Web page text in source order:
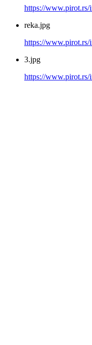
https://www.pirot.rs/
reka.jpg
https://www.pirot.rs/
3.jpg
https://www.pirot.rs/